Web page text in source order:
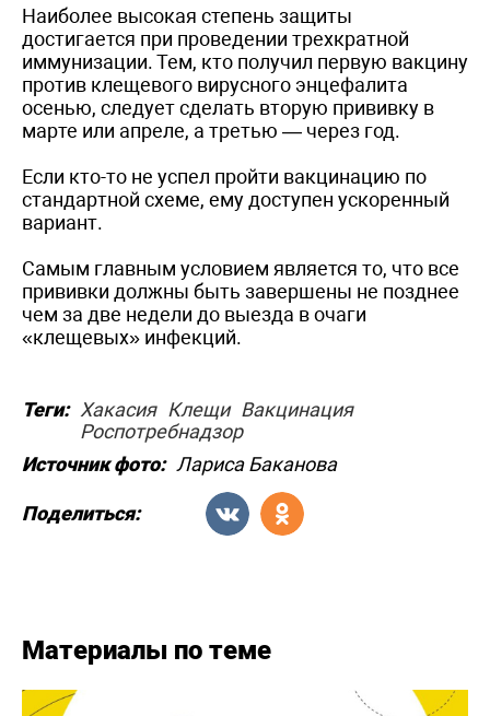
Наиболее высокая степень защиты
достигается при проведении трехкратной
иммунизации. Тем, кто получил первую вакцину
против клещевого вирусного энцефалита
осенью, следует сделать вторую прививку в
марте или апреле, а третью — через год.
Если кто-то не успел пройти вакцинацию по
стандартной схеме, ему доступен ускоренный
вариант.
Самым главным условием является то, что все
прививки должны быть завершены не позднее
чем за две недели до выезда в очаги
«клещевых» инфекций.
Теги: Хакасия Клещи Вакцинация
Роспотребнадзор
Источник фото: Лариса Баканова
Поделиться:
Материалы по теме